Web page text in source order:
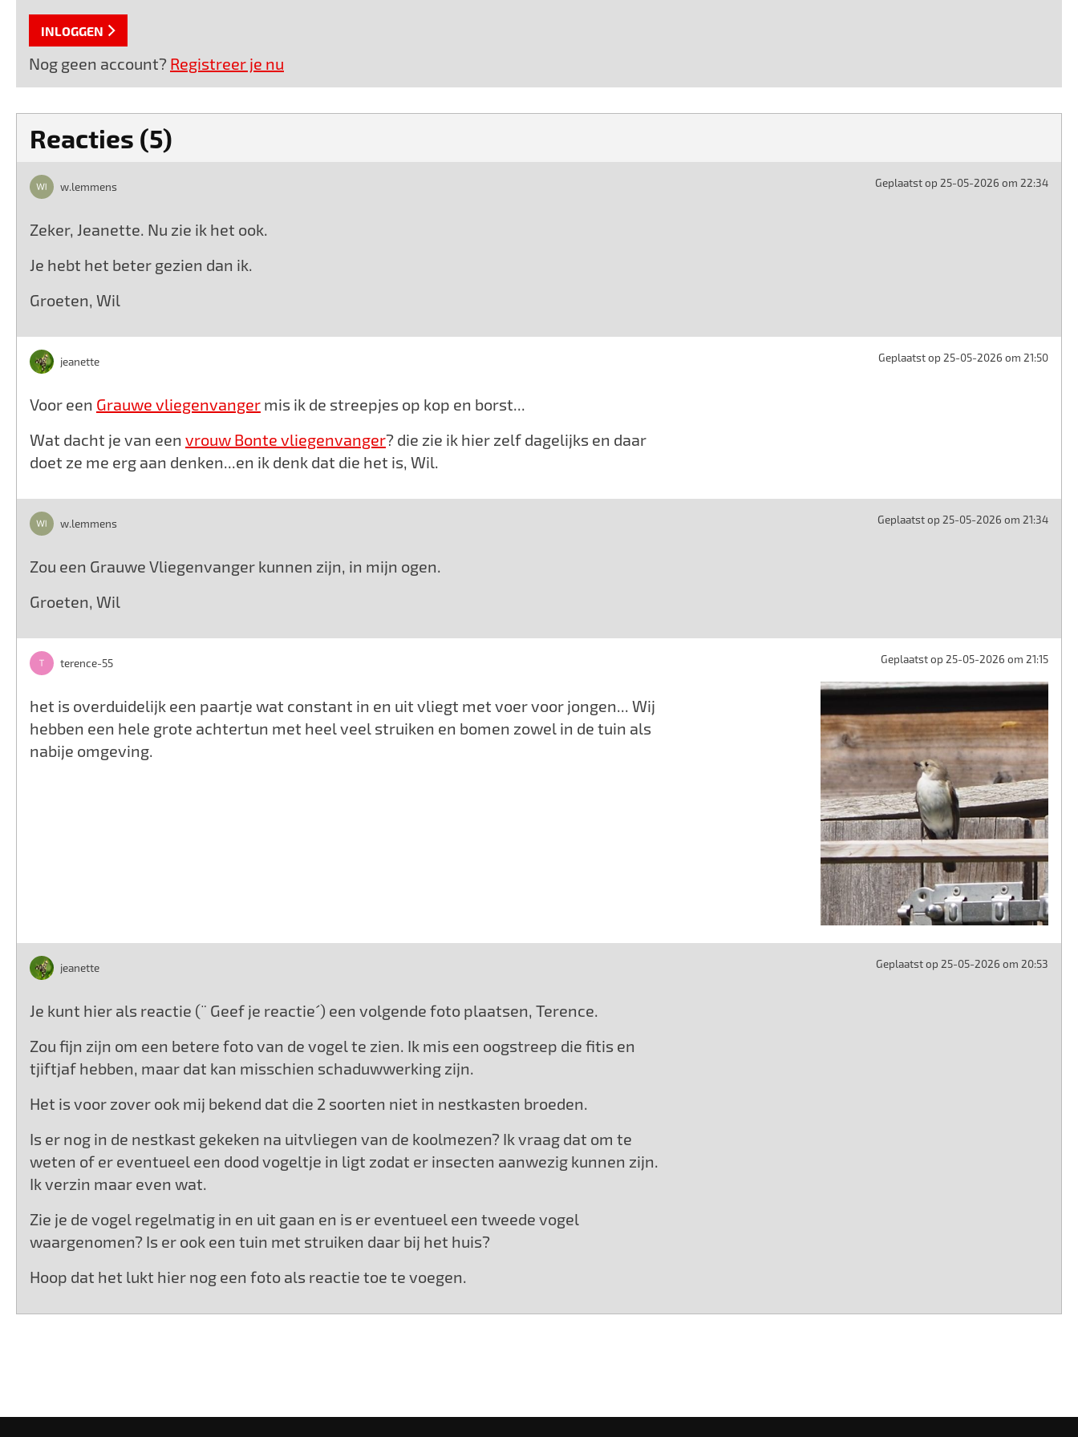
INLOGGEN
Nog geen account? Registreer je nu
Reacties (5)
w.lemmens Geplaatst op 25-05-2026 om 22:34
Zeker, Jeanette. Nu zie ik het ook.
Je hebt het beter gezien dan ik.
Groeten, Wil
jeanette Geplaatst op 25-05-2026 om 21:50
Voor een Grauwe vliegenvanger mis ik de streepjes op kop en borst...
Wat dacht je van een vrouw Bonte vliegenvanger? die zie ik hier zelf dagelijks en daar
doet ze me erg aan denken...en ik denk dat die het is, Wil.
w.lemmens Geplaatst op 25-05-2026 om 21:34
Zou een Grauwe Vliegenvanger kunnen zijn, in mijn ogen.
Groeten, Wil
terence-55 Geplaatst op 25-05-2026 om 21:15
het is overduidelijk een paartje wat constant in en uit vliegt met voer voor jongen... Wij
hebben een hele grote achtertun met heel veel struiken en bomen zowel in de tuin als
nabije omgeving.
jeanette Geplaatst op 25-05-2026 om 20:53
Je kunt hier als reactie (¨ Geef je reactie´) een volgende foto plaatsen, Terence.
Zou fijn zijn om een betere foto van de vogel te zien. Ik mis een oogstreep die fitis en
tjiftjaf hebben, maar dat kan misschien schaduwwerking zijn.
Het is voor zover ook mij bekend dat die 2 soorten niet in nestkasten broeden.
Is er nog in de nestkast gekeken na uitvliegen van de koolmezen? Ik vraag dat om te
weten of er eventueel een dood vogeltje in ligt zodat er insecten aanwezig kunnen zijn.
Ik verzin maar even wat.
Zie je de vogel regelmatig in en uit gaan en is er eventueel een tweede vogel
waargenomen? Is er ook een tuin met struiken daar bij het huis?
Hoop dat het lukt hier nog een foto als reactie toe te voegen.